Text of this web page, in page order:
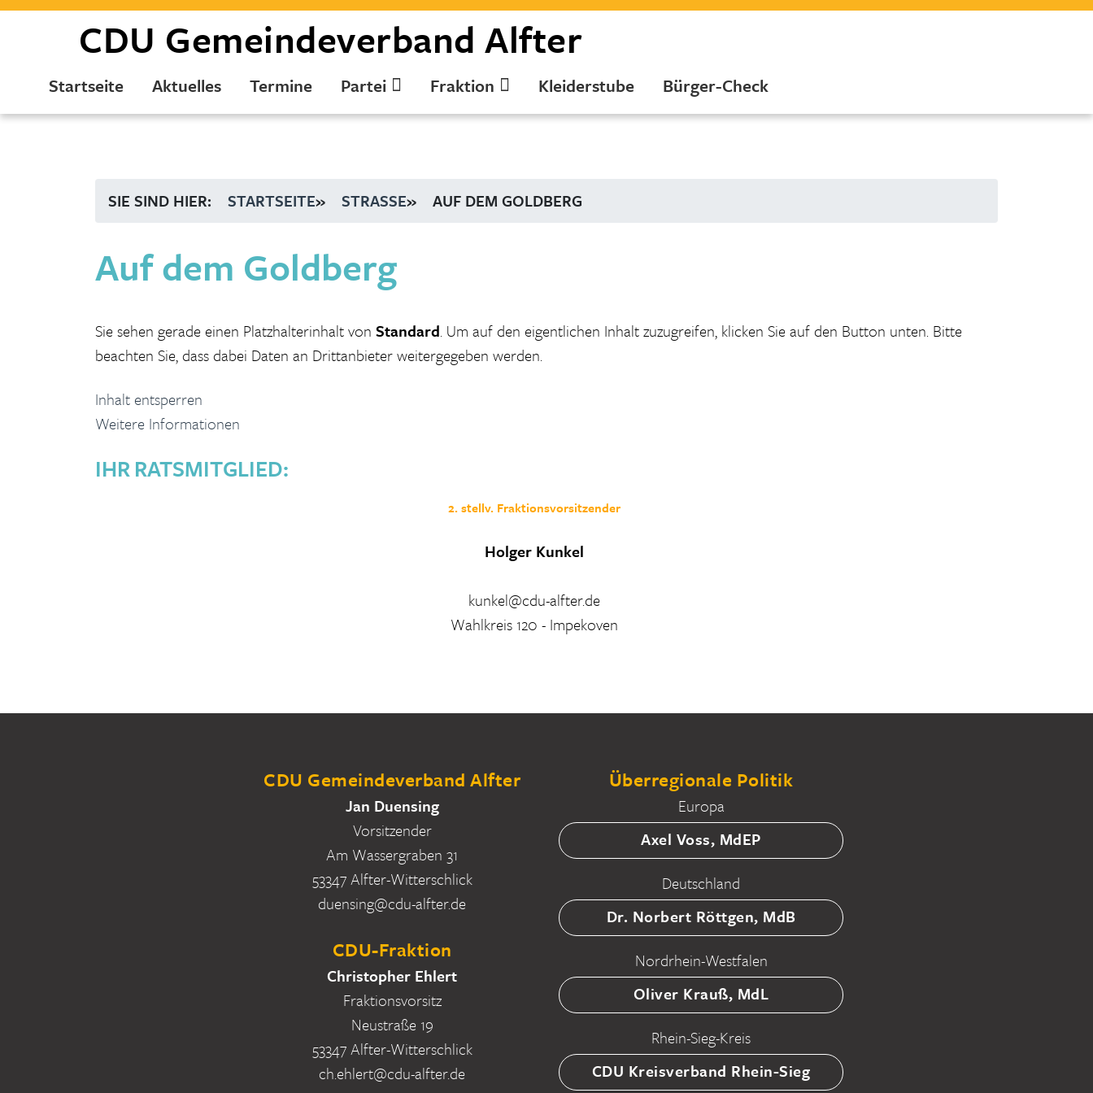
CDU Gemeindeverband Alfter
Startseite Aktuelles Termine Partei Fraktion Kleiderstube Bürger-Check
SIE SIND HIER: STARTSEITE» STRASSE » AUF DEM GOLDBERG
Auf dem Goldberg
Sie sehen gerade einen Platzhalterinhalt von Standard. Um auf den eigentlichen Inhalt zuzugreifen, klicken Sie auf den Button unten. Bitte
beachten Sie, dass dabei Daten an Drittanbieter weitergegeben werden.
Inhalt entsperren
Weitere Informationen
IHR RATSMITGLIED:
2. stellv. Fraktionsvorsitzender
Holger Kunkel
kunkel@cdu-alfter.de
Wahlkreis 120 - Impekoven
CDU Gemeindeverband Alfter
Jan Duensing
Vorsitzender
Am Wassergraben 31
53347 Alfter-Witterschlick
duensing@cdu-alfter.de
CDU-Fraktion
Christopher Ehlert
Fraktionsvorsitz
Neustraße 19
53347 Alfter-Witterschlick
ch.ehlert@cdu-alfter.de
Überregionale Politik
Europa
Axel Voss, MdEP
Deutschland
Dr. Norbert Röttgen, MdB
Nordrhein-Westfalen
Oliver Krauß, MdL
Rhein-Sieg-Kreis
CDU Kreisverband Rhein-Sieg